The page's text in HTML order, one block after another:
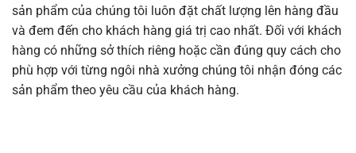
sản phẩm của chúng tôi luôn đặt chất lượng lên hàng đầu
và đem đến cho khách hàng giá trị cao nhất. Đối với khách
hàng có những sở thích riêng hoặc cần đúng quy cách cho
phù hợp với từng ngôi nhà xưởng chúng tôi nhận đóng các
sản phẩm theo yêu cầu của khách hàng.